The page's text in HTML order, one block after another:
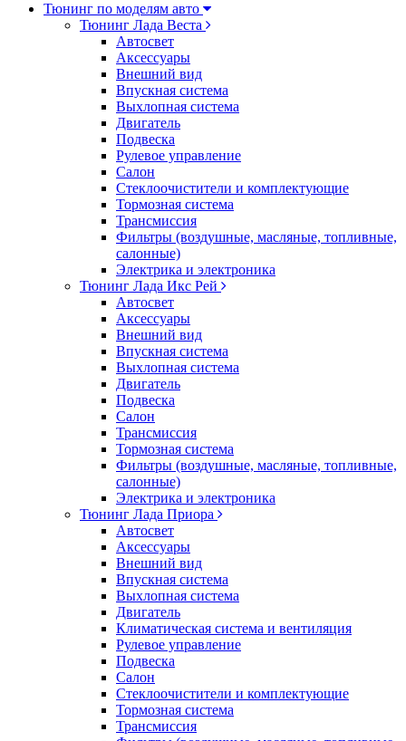
Тюнинг по моделям авто
Тюнинг Лада Веста
Автосвет
Аксессуары
Внешний вид
Впускная система
Выхлопная система
Двигатель
Подвеска
Рулевое управление
Салон
Стеклоочистители и комплектующие
Тормозная система
Трансмиссия
Фильтры (воздушные, масляные, топливные,
салонные)
Электрика и электроника
Тюнинг Лада Икс Рей
Автосвет
Аксессуары
Внешний вид
Впускная система
Выхлопная система
Двигатель
Подвеска
Салон
Трансмиссия
Тормозная система
Фильтры (воздушные, масляные, топливные,
салонные)
Электрика и электроника
Тюнинг Лада Приора
Автосвет
Аксессуары
Внешний вид
Впускная система
Выхлопная система
Двигатель
Климатическая система и вентиляция
Рулевое управление
Подвеска
Салон
Стеклоочистители и комплектующие
Тормозная система
Трансмиссия